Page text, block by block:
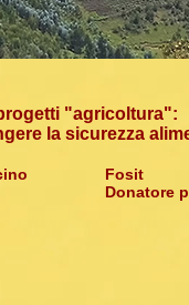
Fosit
Donatore
"agricoltura":
la sicurezza